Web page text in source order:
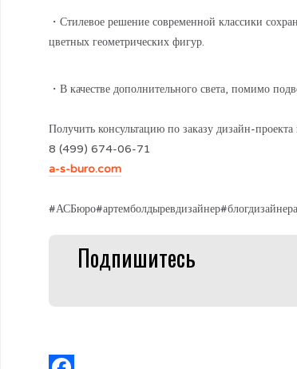
・Стилевое решение современной классики
цветных геометрических фигур.
・В качестве дополнительного света, помимо
Получить консультацию по заказу дизайн-
8 (499) 674-06-71
a-s-buro.com
Подпишитесь